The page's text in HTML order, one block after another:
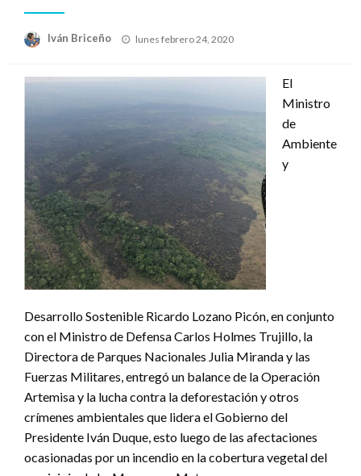
Iván Briceño
Publicado
lunes febrero 24, 2020
El
Ministro
de
Ambiente
y
Desarrollo Sostenible Ricardo Lozano Picón, en conjunto
con el Ministro de Defensa Carlos Holmes Trujillo, la
Directora de Parques Nacionales Julia Miranda y las
Fuerzas Militares, entregó un balance de la Operación
Artemisa y la lucha contra la deforestación y otros
crímenes ambientales que lidera el Gobierno del
Presidente Iván Duque, esto luego de las afectaciones
ocasionadas por un incendio en la cobertura vegetal del